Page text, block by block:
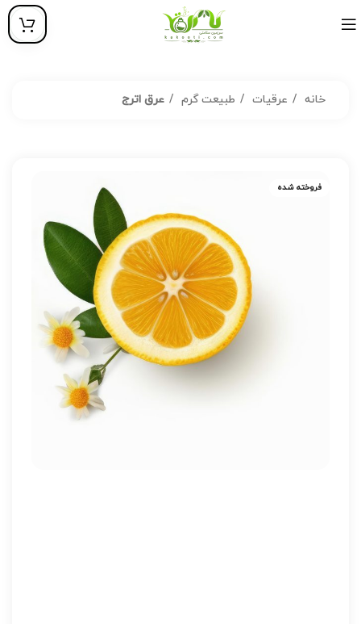
خانه عرقیات طبیعت گرم عرق اترج
فروخته شده
فروخته شده